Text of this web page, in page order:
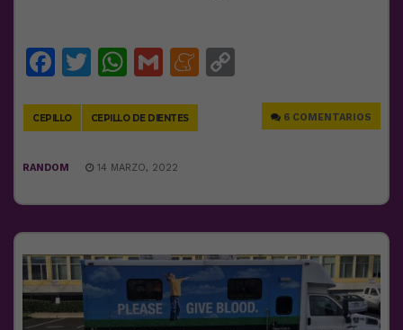
Facebook
Twitter
WhatsApp
GmailMeneame
CEPILLO CEPILLO DE DIENTES 6 COMENTARIOS
RANDOM 14 MARZO, 2022